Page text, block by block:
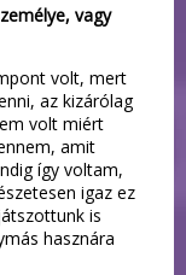
vagy
volt, mert
az kizárólag
volt miért
amit
így voltam,
igaz ez
is
hasznára